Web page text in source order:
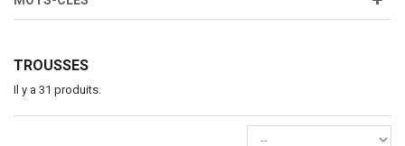
TROUSSES
Il y a 31 produits.